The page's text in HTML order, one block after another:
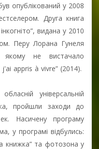
опублікований у 2008
Друга книга
видана у 2010
Перу Лорана Гунеля
якому не вистачало
appris à vivre” (2014).
універсальній
пройшли заходи до
Насичену програму
у програмі відбулись:
книжка” та фотозона у